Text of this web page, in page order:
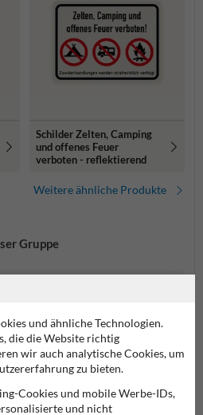
Schilder Zelten, Camping
und offenes Feuer
verboten - reflektierend
Weitere ähnliche Produkte
Gruppe
und ähnliche Technologien.
die die Website richtig
wir auch analytische Cookies, um
zu bieten.
Cookies und mobile Werbe-IDs,
und nicht